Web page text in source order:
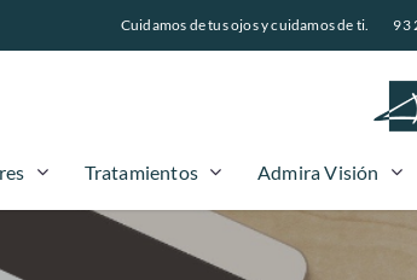
Cuidamos de tus ojos y cuidamos de ti. 93
Tratamientos Admira Visión